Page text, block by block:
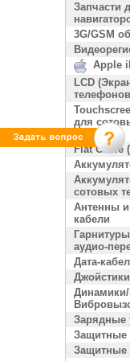
Запчасти
3G/GSM
Apple
LCD
для
КПК
Flat
сотовых
Антенны
кабели
аудио-
Дата-
Джойстики
Зарядные
Защитные
Защитные